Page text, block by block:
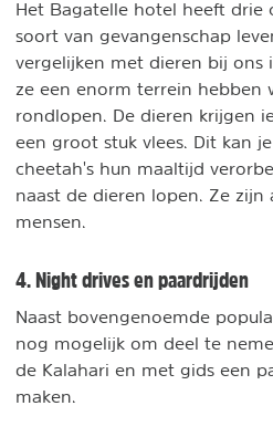
Het Bagatelle hotel heeft drie
soort van gevangenschap
vergelijken met dieren bij ons
ze een enorm terrein hebben
rondlopen. De dieren krijgen
een groot stuk vlees. Dit kan
cheetah's hun maaltijd
naast de dieren lopen. Ze zijn
mensen.
4. Night drives en paardrijden
Naast bovengenoemde
nog mogelijk om deel te
de Kalahari en met gids een
maken.